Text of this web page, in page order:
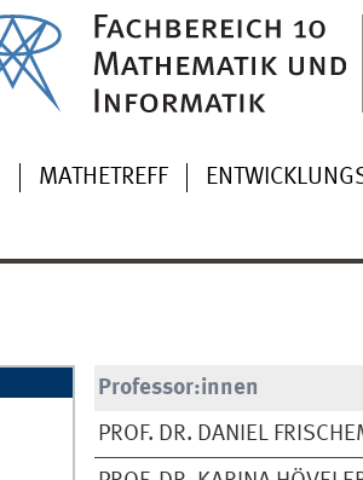
MATHETREFF
Professor:innen
PROF. DR. DANIEL